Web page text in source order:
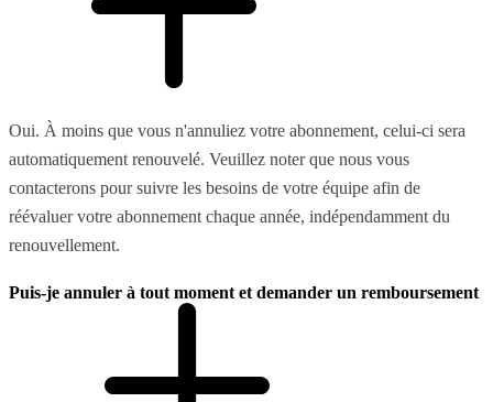
Oui. À moins que vous n'annuliez votre abonnement, celui-ci sera
automatiquement renouvelé. Veuillez noter que nous vous
contacterons pour suivre les besoins de votre équipe afin de
réévaluer votre abonnement chaque année, indépendamment du
renouvellement.
Puis-je annuler à tout moment et demander un remboursement